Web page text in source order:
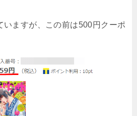
いますが、この前は500円クーポ